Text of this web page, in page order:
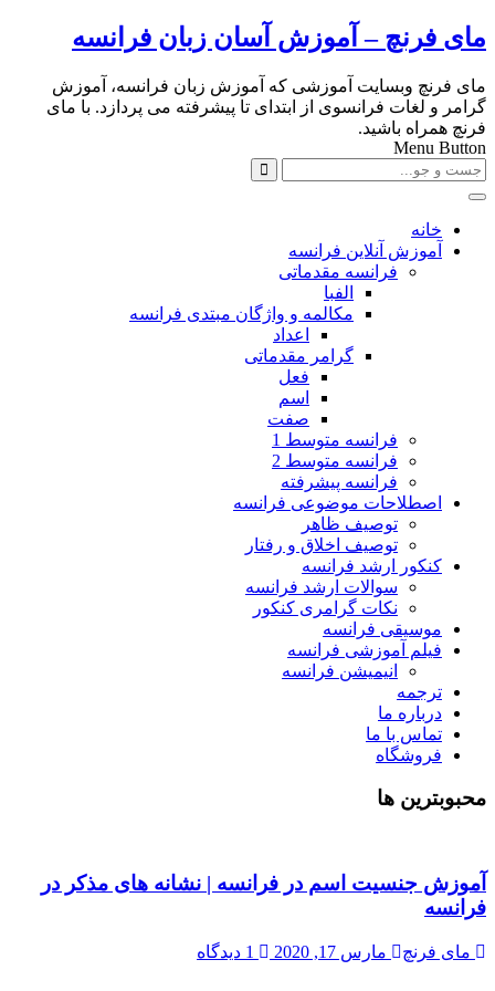
مای فرنچ – آموزش آسان زبان فرانسه
مای فرنچ وبسایت آموزشی که آموزش زبان فرانسه، آموزش
گرامر و لغات فرانسوی از ابتدای تا پیشرفته می پردازد. با مای
فرنچ همراه باشید.
Menu Button
خانه
آموزش آنلاین فرانسه
فرانسه مقدماتی
الفبا
مکالمه و واژگان مبتدی فرانسه
اعداد
گرامر مقدماتی
فعل
اسم
صفت
فرانسه متوسط 1
فرانسه متوسط 2
فرانسه پیشرفته
اصطلاحات موضوعی فرانسه
توصیف ظاهر
توصیف اخلاق و رفتار
کنکور ارشد فرانسه
سوالات ارشد فرانسه
نکات گرامری کنکور
موسیقی فرانسه
فیلم آموزشی فرانسه
انیمیشن فرانسه
ترجمه
درباره ما
تماس با ما
فروشگاه
محبوبترین ها
آموزش جنسیت اسم در فرانسه | نشانه های مذکر در
فرانسه
مای فرنچ مارس 17, 2020